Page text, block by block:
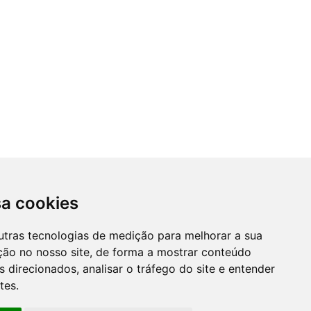
cookies
tecnologias de medição para melhorar a sua
no nosso site, de forma a mostrar conteúdo
direcionados, analisar o tráfego do site e entender